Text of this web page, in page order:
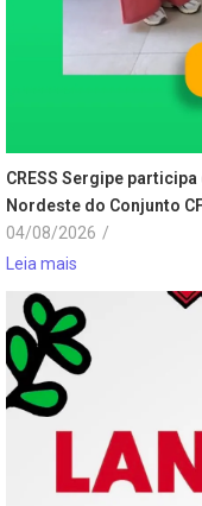
CRESS Sergipe
Nordeste do Conjunto
04/08/2026 /
Leia mais